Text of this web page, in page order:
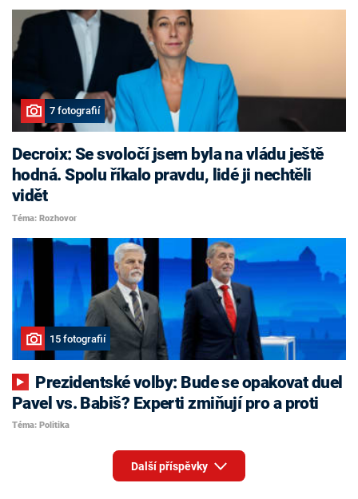
7 fotografií
Decroix: Se svoločí jsem byla na vládu ještě
hodná. Spolu říkalo pravdu, lidé ji nechtěli
vidět
Téma: Rozhovor
15 fotografií
Pavel vs. Babiš? Experti zmiňují pro a proti
Téma: Politika
Další příspěvky